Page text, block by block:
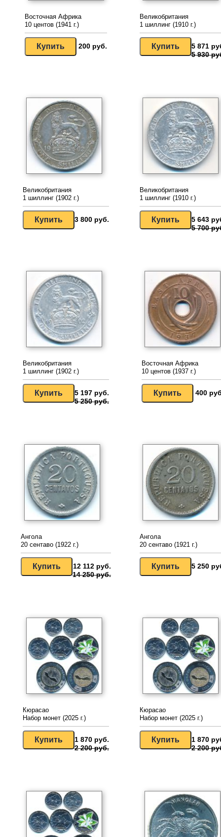
Восточная Африка
10 центов (1941 г.)
200 руб.
Великобритания
1 шиллинг (1910 г.)
5 871
5 930
Великобритания
1 шиллинг (1902 г.)
3 800 руб.
Великобритания
1 шиллинг (1910 г.)
5 643
5 700
Великобритания
1 шиллинг (1902 г.)
5 197 руб.
5 250 руб.
Восточная Африка
10 центов (1937 г.)
400
Ангола
20 сентаво (1922 г.)
12 112 руб.
14 250 руб.
Ангола
20 сентаво (1921 г.)
5 250
Кюрасао
Набор монет (2025 г.)
1 870 руб.
2 200 руб.
Кюрасао
Набор монет (2025 г.)
1 870
2 200